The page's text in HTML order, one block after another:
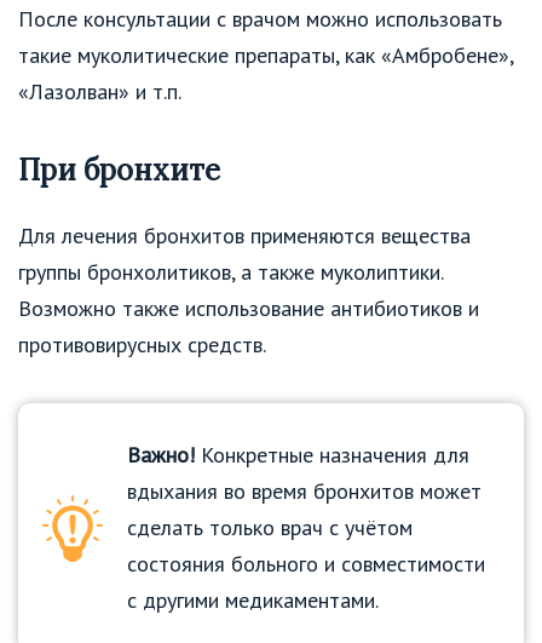
После консультации с врачом можно использовать
такие муколитические препараты, как «Амбробене»,
«Лазолван» и т.п.
При бронхите
Для лечения бронхитов применяются вещества
группы бронхолитиков, а также муколиптики.
Возможно также использование антибиотиков и
противовирусных средств.
Важно! Конкретные назначения для
вдыхания во время бронхитов может
сделать только врач с учётом
состояния больного и совместимости
с другими медикаментами.